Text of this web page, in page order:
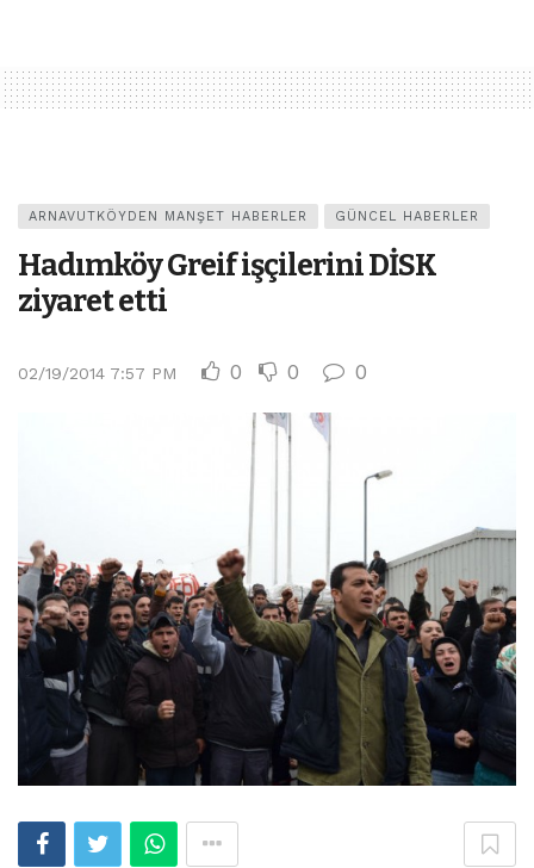
ARNAVUTKÖYDEN MANŞET HABERLER GÜNCEL HABERLER
Hadımköy Greif işçilerini DİSK
ziyaret etti
02/19/2014 7:57 PM 0 0 0